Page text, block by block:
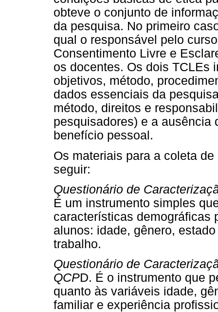
obteve o conjunto de
da pesquisa. No primeiro
qual o responsável pelo
Consentimento Livre e
os docentes. Os dois TCLEs
objetivos, método,
dados essenciais da
método, direitos e
pesquisadores) e a ausência
benefício pessoal.
Os materiais para a coleta
seguir:
Questionário de
É um instrumento simples
características demográficas
alunos: idade, gênero,
trabalho.
Questionário de
QCPD. É o instrumento que
quanto às variáveis idade,
familiar e experiência